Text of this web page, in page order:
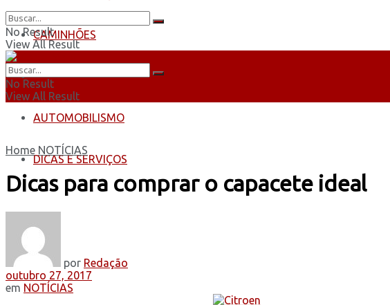
CAMINHÕES
ÔNIBUS
AUTOMOBILISMO
DICAS E SERVIÇOS
No Result
View All Result
No Result
View All Result
Home NOTÍCIAS
Dicas para comprar o capacete ideal
por Redação
outubro 27, 2017
em NOTÍCIAS